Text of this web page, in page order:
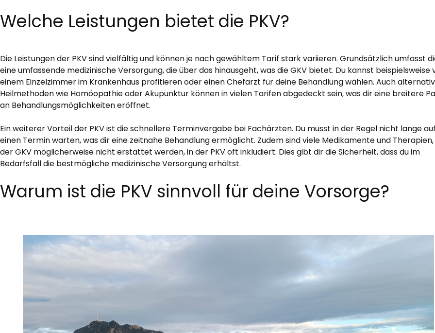
Welche Leistungen bietet die PKV?
Die Leistungen der PKV sind vielfältig und können je nach gewähltem Tarif stark variieren. Grundsätzlich umfasst
eine umfassende medizinische Versorgung, die über das hinausgeht, was die GKV bietet. Du kannst beispielsweise
einem Einzelzimmer im Krankenhaus profitieren oder einen Chefarzt für deine Behandlung wählen. Auch
Heilmethoden wie Homöopathie oder Akupunktur können in vielen Tarifen abgedeckt sein, was dir eine breitere
an Behandlungsmöglichkeiten eröffnet.
Ein weiterer Vorteil der PKV ist die schnellere Terminvergabe bei Fachärzten. Du musst in der Regel nicht lange
einen Termin warten, was dir eine zeitnahe Behandlung ermöglicht. Zudem sind viele Medikamente und Therapien,
der GKV möglicherweise nicht erstattet werden, in der PKV oft inkludiert. Dies gibt dir die Sicherheit, dass du im
Bedarfsfall die bestmögliche medizinische Versorgung erhältst.
Warum ist die PKV sinnvoll für deine Vorsorge?